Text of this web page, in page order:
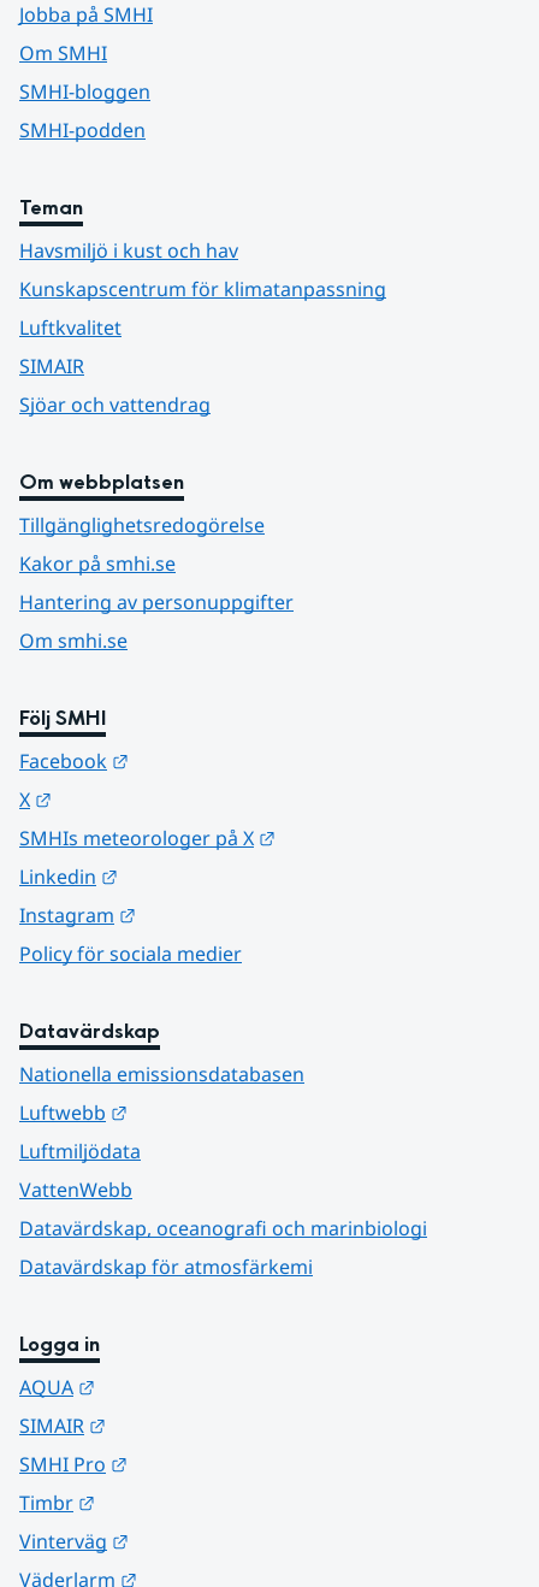
Jobba på SMHI
Om SMHI
SMHI-bloggen
SMHI-podden
Teman
Havsmiljö i kust och hav
Kunskapscentrum för klimatanpassning
Luftkvalitet
SIMAIR
Sjöar och vattendrag
Om webbplatsen
Tillgänglighetsredogörelse
Kakor på smhi.se
Hantering av personuppgifter
Om smhi.se
Följ SMHI
Facebook
X
SMHIs meteorologer på X
Linkedin
Instagram
Policy för sociala medier
Datavärdskap
Nationella emissionsdatabasen
Luftwebb
Luftmiljödata
VattenWebb
Datavärdskap, oceanografi och marinbiologi
Datavärdskap för atmosfärkemi
Logga in
AQUA
SIMAIR
SMHI Pro
Timbr
Vinterväg
Väderlarm